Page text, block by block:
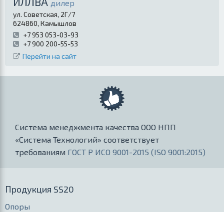
дилер
ул. Советская, 2Г/7
624860, Камышлов
+7 953 053-03-93
+7 900 200-55-53
Перейти на сайт
Система менеджмента качества ООО НПП
«Система Технологий» соответствует
требованиям ГОСТ Р ИСО 9001-2015 (ISO 9001:2015)
Продукция SS20
Опоры